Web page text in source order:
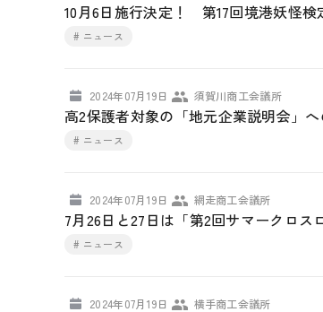
10月6日施行決定！ 第17回境港妖怪検
# ニュース
2024年07月19日 須賀川商工会議所
高2保護者対象の「地元企業説明会」
# ニュース
2024年07月19日 網走商工会議所
7月26日と27日は「第2回サマークロス
# ニュース
2024年07月19日 横手商工会議所